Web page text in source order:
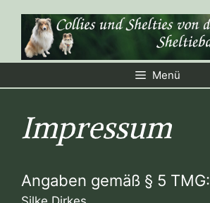
springen
Menü
Impressum
Angaben gemäß § 5 TMG: